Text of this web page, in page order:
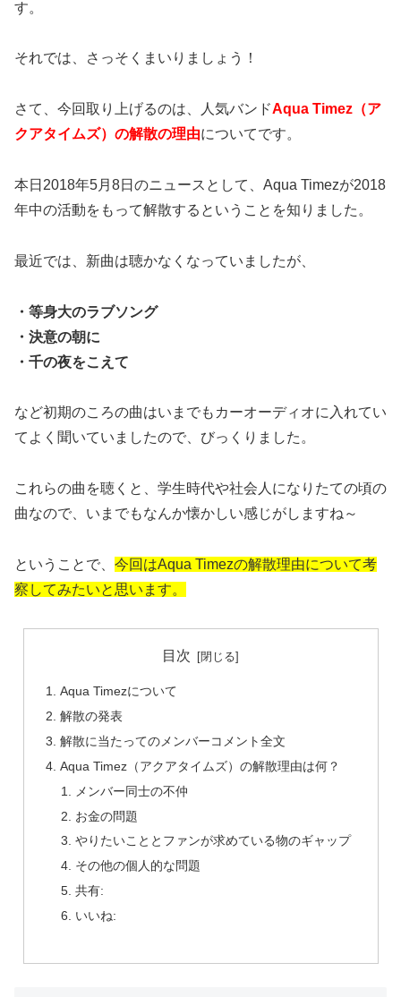
す。
それでは、さっそくまいりましょう！
さて、今回取り上げるのは、人気バンドAqua Timez（ア
クアタイムズ）の解散の理由についてです。
本日2018年5月8日のニュースとして、Aqua Timezが2018
年中の活動をもって解散するということを知りました。
最近では、新曲は聴かなくなっていましたが、
・等身大のラブソング
・決意の朝に
・千の夜をこえて
など初期のころの曲はいまでもカーオーディオに入れてい
てよく聞いていましたので、びっくりました。
これらの曲を聴くと、学生時代や社会人になりたての頃の
曲なので、いまでもなんか懐かしい感じがしますね～
ということで、 今回はAqua Timezの解散理由について考
察してみたいと思います。
目次
Aqua Timezについて
解散の発表
解散に当たってのメンバーコメント全文
Aqua Timez（アクアタイムズ）の解散理由は何？
メンバー同士の不仲
お金の問題
やりたいこととファンが求めている物のギャップ
その他の個人的な問題
共有:
いいね: